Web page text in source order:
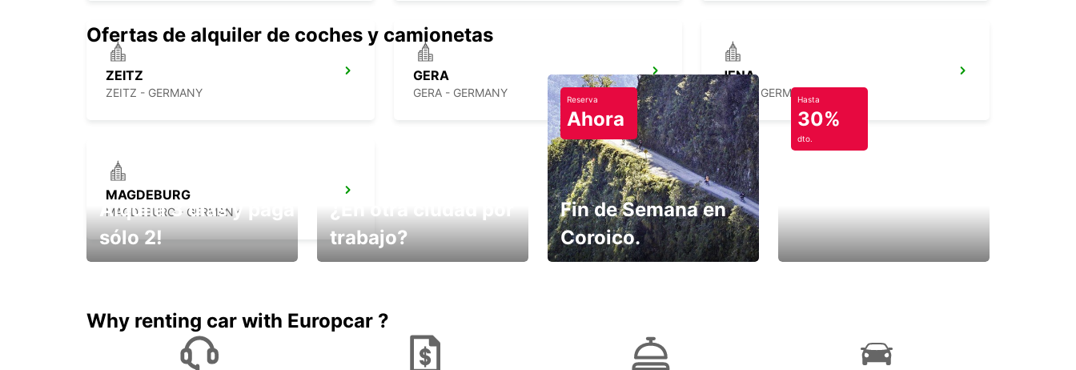
ZEITZ
ZEITZ - GERMANY
GERA
GERA - GERMANY
JENA
JENA - GERMANY
MAGDEBURG
MAGDEBURG - GERMANY
Ofertas de alquiler de coches y camionetas
Alquila 3 días y paga
sólo 2!
¿En otra ciudad por
trabajo?
Reserva
Ahora
Fin de Semana en
Coroico.
Hasta
30%
dto.
Why renting car with Europcar ?